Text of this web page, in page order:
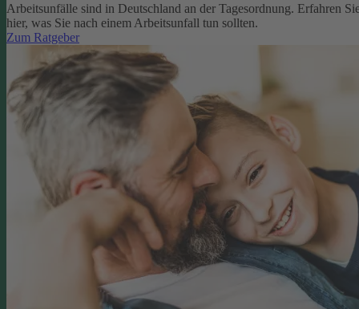
Arbeitsunfälle sind in Deutschland an der Tagesordnung. Erfahren
hier, was Sie nach einem Arbeitsunfall tun sollten.
Zum Ratgeber